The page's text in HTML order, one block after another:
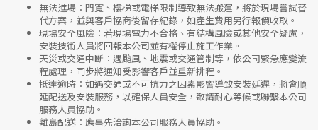
無法進場 ：門寬、樓梯或電梯限制導致無法搬運，將於現場嘗試替
代方案，並與客戶協商後留存紀錄，如產生費用另行報價收取。
現場安全風險 ： 若現場電力不合格、有結構風險或其他安全疑慮，
安裝技術人員將回報本公司並有權停止施工作業。
天災或交通中斷 ：遇颱風、地震或交通管制等，依公司緊急應變流
程處理，同步將通知受影響客戶並重新排程。
抵達逾時 ：如遇交通或不可抗力之因素影響導致安裝延遲，將會順
延配送及安裝服務，以確保人員安全，敬請耐心等候或聯繫本公司
服務人員協助。
離島配送 ：應事先洽詢本公司服務人員協助。